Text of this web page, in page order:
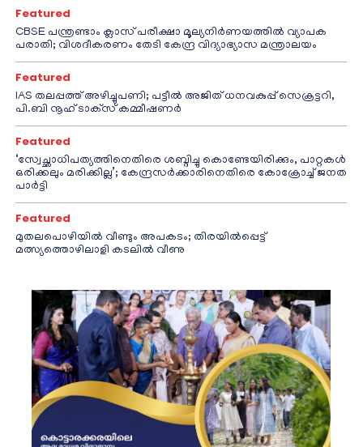
Featured
CBSE പന്ത്രണ്ടാം ക്ലാസ് പരീക്ഷാ മൂല്യനിർണയത്തിൽ വ്യാപക
പരാതി; വിശദീകരണം തേടി കേന്ദ്ര വിദ്യാഭ്യാസ മന്ത്രാലയം
Featured
IAS തലപ്പത്ത് അഴിച്ചുപണി; പട്ടീല്‍ അജിത് ധനവകുപ്പ് സെക്രട്ടറി,
പി.ബി നൂഹ് ടാക്‌സ് കമ്മീഷണര്‍
Featured
‘സ്വേച്ഛാധിപത്യത്തിനെതിരെ ശബ്ദിച്ചു കൊണ്ടേയിരിക്കും, പാറ്റകൾ
ഒരിക്കലും മരിക്കില്ല’; കേന്ദ്രസർക്കാരിനെതിരെ കോക്രോച്ച് ജനത
പാർട്ടി
Featured
മുതലപൊഴിയിൽ വീണ്ടും അപകടം; തിരയിൽപ്പെട്ട്
മത്സ്യത്തൊഴിലാളി കടലിൽ വീണു